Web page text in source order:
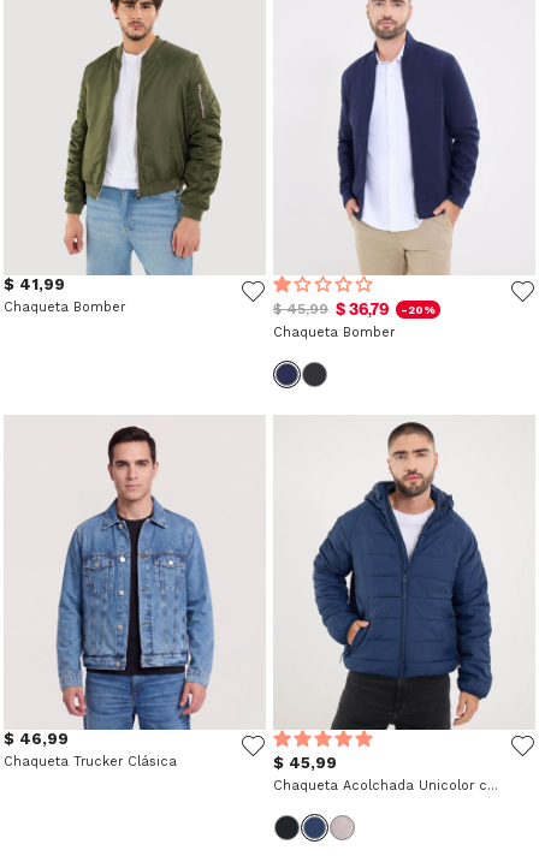
$ 41,99
Chaqueta Bomber $ 45,99 $ 36,79 -20%
Chaqueta Bomber
$ 46,99
Chaqueta Trucker Clásica $ 45,99
Chaqueta Acolchada Unicolor con Capota